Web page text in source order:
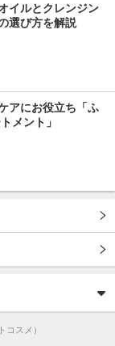
イルとクレンジン
選び方を解説
アにお役立ち「ふ
メント」
コスメ）